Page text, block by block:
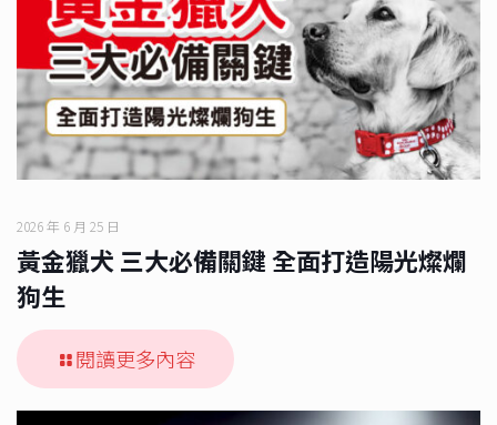
2026 年 6 月 25 日
黃金獵犬 三大必備關鍵 全面打造陽光燦爛
狗生
閱讀更多內容